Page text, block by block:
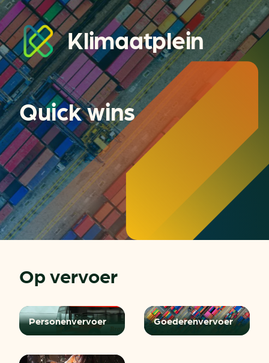
Klimaatplein
Quick wins
Op vervoer
Personen­vervoer Goederen­vervoer